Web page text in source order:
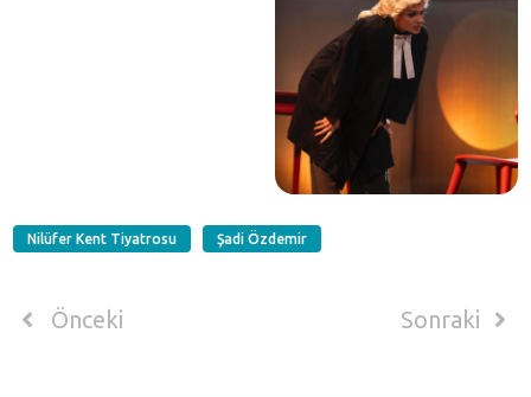
Nilüfer Kent Tiyatrosu Şadi Özdemir
Önceki Sonraki